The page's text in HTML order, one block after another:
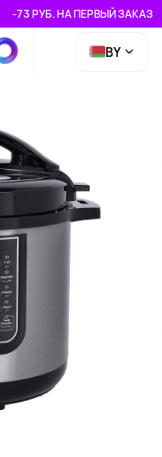
-73 РУБ. НА ПЕРВЫЙ ЗАКАЗ
BY